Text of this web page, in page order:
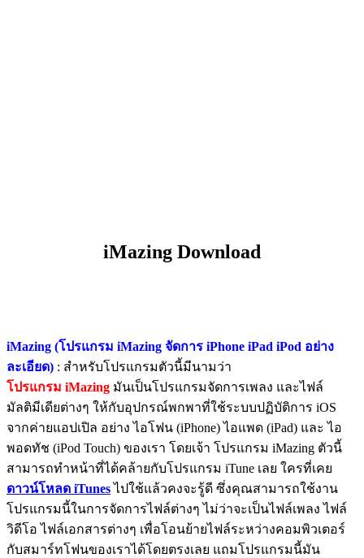
iMazing Download
iMazing (โปรแกรม iMazing จัดการ iPhone iPad iPod อย่าง
ละเอียด) : สำหรับโปรแกรมตัวนี้มีนามว่า
โปรแกรม iMazing มันเป็นโปรแกรมจัดการเพลง และไฟล์
มัลติมีเดียต่างๆ ให้กับอุปกรณ์พกพาที่ใช้ระบบปฏิบัติการ iOS
จากค่ายแอปเปิล อย่าง ไอโฟน (iPhone) ไอแพด (iPad) และ ไอ
พอดทัช (iPod Touch) ของเรา โดยเจ้า โปรแกรม iMazing ตัวนี้
สามารถทำหน้าที่ได้คล้ายกับโปรแกรม iTune เลย ใครที่เคย
ดาวน์โหลด iTunesไปใช้แล้วคงจะรู้ดี ซึ่งคุณสามารถใช้งาน
โปรแกรมนี้ในการจัดการไฟล์ต่างๆ ไม่ว่าจะเป็นไฟล์เพลง ไฟล์
วิดีโอ ไฟล์เอกสารต่างๆ เพื่อโอนย้ายไฟล์ระหว่างคอมพิวเตอร์
กับสมาร์ทโฟนของเราได้โดยตรงเลย แถมโปรแกรมนี้มัน